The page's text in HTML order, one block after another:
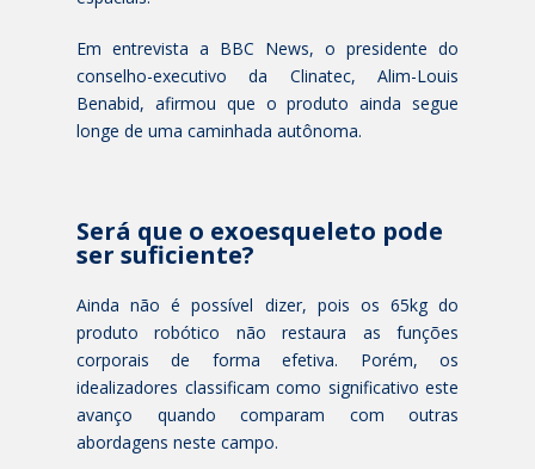
Em entrevista a BBC News, o presidente do
conselho-executivo da Clinatec, Alim-Louis
Benabid, afirmou que o produto ainda segue
longe de uma caminhada autônoma.
Será que o exoesqueleto pode
ser suficiente?
Ainda não é possível dizer, pois os 65kg do
produto robótico não restaura as funções
corporais de forma efetiva. Porém, os
idealizadores classificam como significativo este
avanço quando comparam com outras
abordagens neste campo.